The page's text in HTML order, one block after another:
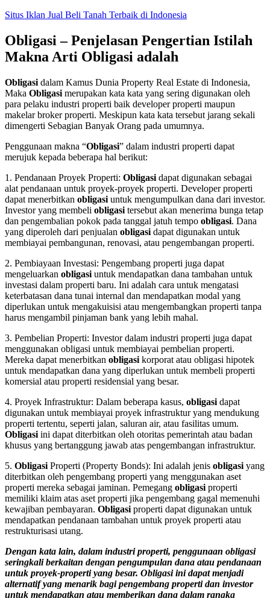
Skip
content
Situs Iklan Jual Beli Tanah Terbaik di Indonesia
Obligasi – Penjelasan Pengertian Istilah
Makna Arti Obligasi adalah
Obligasi dalam Kamus Dunia Property Real Estate di Indonesia,
Maka Obligasi merupakan kata kata yang sering digunakan oleh
para pelaku industri properti baik developer properti maupun
makelar broker properti. Meskipun kata kata tersebut jarang sekali
dimengerti Sebagian Banyak Orang pada umumnya.
Penggunaan makna “Obligasi” dalam industri properti dapat
merujuk kepada beberapa hal berikut:
1. Pendanaan Proyek Properti: Obligasi dapat digunakan sebagai
alat pendanaan untuk proyek-proyek properti. Developer properti
dapat menerbitkan obligasi untuk mengumpulkan dana dari investor.
Investor yang membeli obligasi tersebut akan menerima bunga tetap
dan pengembalian pokok pada tanggal jatuh tempo obligasi. Dana
yang diperoleh dari penjualan obligasi dapat digunakan untuk
membiayai pembangunan, renovasi, atau pengembangan properti.
2. Pembiayaan Investasi: Pengembang properti juga dapat
mengeluarkan obligasi untuk mendapatkan dana tambahan untuk
investasi dalam properti baru. Ini adalah cara untuk mengatasi
keterbatasan dana tunai internal dan mendapatkan modal yang
diperlukan untuk mengakuisisi atau mengembangkan properti tanpa
harus mengambil pinjaman bank yang lebih mahal.
3. Pembelian Properti: Investor dalam industri properti juga dapat
menggunakan obligasi untuk membiayai pembelian properti.
Mereka dapat menerbitkan obligasi korporat atau obligasi hipotek
untuk mendapatkan dana yang diperlukan untuk membeli properti
komersial atau properti residensial yang besar.
4. Proyek Infrastruktur: Dalam beberapa kasus, obligasi dapat
digunakan untuk membiayai proyek infrastruktur yang mendukung
properti tertentu, seperti jalan, saluran air, atau fasilitas umum.
Obligasi ini dapat diterbitkan oleh otoritas pemerintah atau badan
khusus yang bertanggung jawab atas pengembangan infrastruktur.
5. Obligasi Properti (Property Bonds): Ini adalah jenis obligasi yang
diterbitkan oleh pengembang properti yang menggunakan aset
properti mereka sebagai jaminan. Pemegang obligasi properti
memiliki klaim atas aset properti jika pengembang gagal memenuhi
kewajiban pembayaran. Obligasi properti dapat digunakan untuk
mendapatkan pendanaan tambahan untuk proyek properti atau
restrukturisasi utang.
Dengan kata lain, dalam industri properti, penggunaan obligasi
seringkali berkaitan dengan pengumpulan dana atau pendanaan
untuk proyek-properti yang besar. Obligasi ini dapat menjadi
alternatif yang menarik bagi pengembang properti dan investor
untuk mendapatkan atau memberikan dana dalam rangka